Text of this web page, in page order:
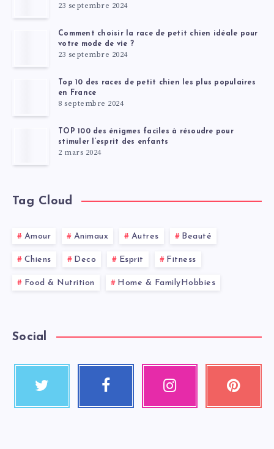
23 septembre 2024
Comment choisir la race de petit chien idéale pour
votre mode de vie ?
23 septembre 2024
Top 10 des races de petit chien les plus populaires
en France
8 septembre 2024
TOP 100 des énigmes faciles à résoudre pour
stimuler l’esprit des enfants
2 mars 2024
Tag Cloud
Amour Animaux Autres Beauté
Chiens Deco Esprit Fitness
Food & Nutrition Home & FamilyHobbies
Social